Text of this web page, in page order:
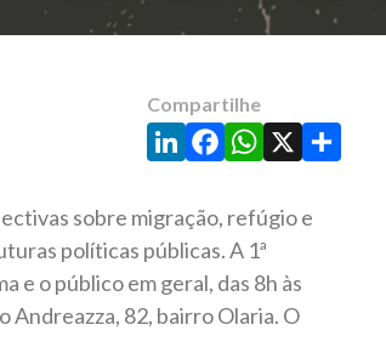
Compartilhe
LinkedIn
Facebook
WhatsApp
X Share
sobre migração, refúgio e
políticas públicas. A 1ª
e o público em geral, das 8h às
82, bairro Olaria. O